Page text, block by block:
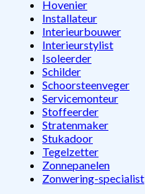
Hovenier
Installateur
Interieurbouwer
Interieurstylist
Isoleerder
Schilder
Schoorsteenveger
Servicemonteur
Stoffeerder
Stratenmaker
Stukadoor
Tegelzetter
Zonnepanelen
Zonwering-specialist